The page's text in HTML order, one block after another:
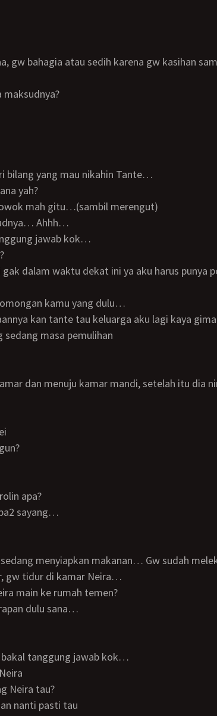
gw bahagia atau sedih karena gw kasihan
maksudnya?
bilang yang mau nikahin Tante…
yah?
mah gitu…(sambil merengut)
Ahhh…
jawab kok…
omongan kamu yang dulu…
sedang masa pemulihan
apa?
sayang…
gw tidur di kamar Neira…
main ke rumah temen?
dulu sana…
bakal tanggung jawab kok…
Neira tau?
nanti pasti tau